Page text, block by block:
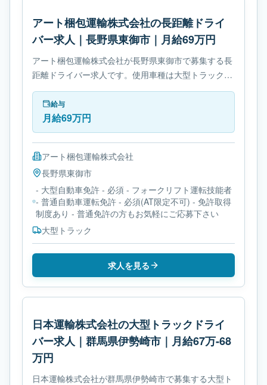
アート梱包運輸株式会社の長距離ドライ
バー求人｜長野県東御市｜月給69万円
アート梱包運輸株式会社が長野県東御市で募集する長
距離ドライバー求人です。使用車種は大型トラックで
す。勤務時間は- 変形労働時間制です。必要免許は- 大
型自動車免許です。
給与
月給69万円
アート梱包運輸株式会社
長野県東御市
- 大型自動車免許 - 必須 - フォークリフト運転技能者
- 普通自動車運転免許 - 必須(AT限定不可) - 免許取得
制度あり - 普通免許の方もお気軽にご応募下さい
大型トラック
求人を見る
日本運輸株式会社の大型トラックドライ
バー求人｜群馬県伊勢崎市｜月給67万-68
万円
日本運輸株式会社が群馬県伊勢崎市で募集する大型ト